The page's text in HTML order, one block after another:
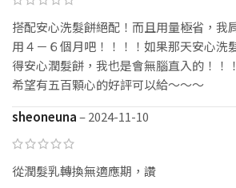
搭配安心洗髮餅絕配！而且用量極省，我
用４－６個月吧！！！！如果那天安心洗
得安心潤髮餅，我也是會無腦直入的！！
希望有五百顆心的好評可以給～～～
sheoneuna–2024-11-10
從潤髮乳轉換無適應期，讚